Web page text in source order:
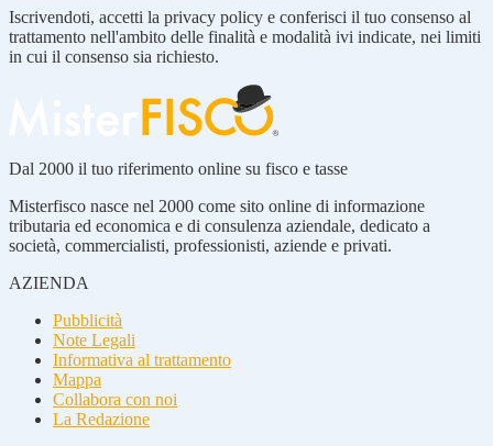
Iscrivendoti, accetti la privacy policy e conferisci il tuo consenso al
trattamento nell'ambito delle finalità e modalità ivi indicate, nei limiti
in cui il consenso sia richiesto.
Dal 2000 il tuo riferimento online su fisco e tasse
Misterfisco nasce nel 2000 come sito online di informazione
tributaria ed economica e di consulenza aziendale, dedicato a
società, commercialisti, professionisti, aziende e privati.
AZIENDA
Pubblicità
Note Legali
Informativa al trattamento
Mappa
Collabora con noi
La Redazione